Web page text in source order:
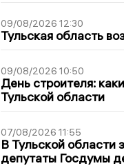
09/08/2026 12:30
Тульская область
09/08/2026 10:50
День строителя:
Тульской области
07/08/2026 11:55
В Тульской области
депутаты Госдумы